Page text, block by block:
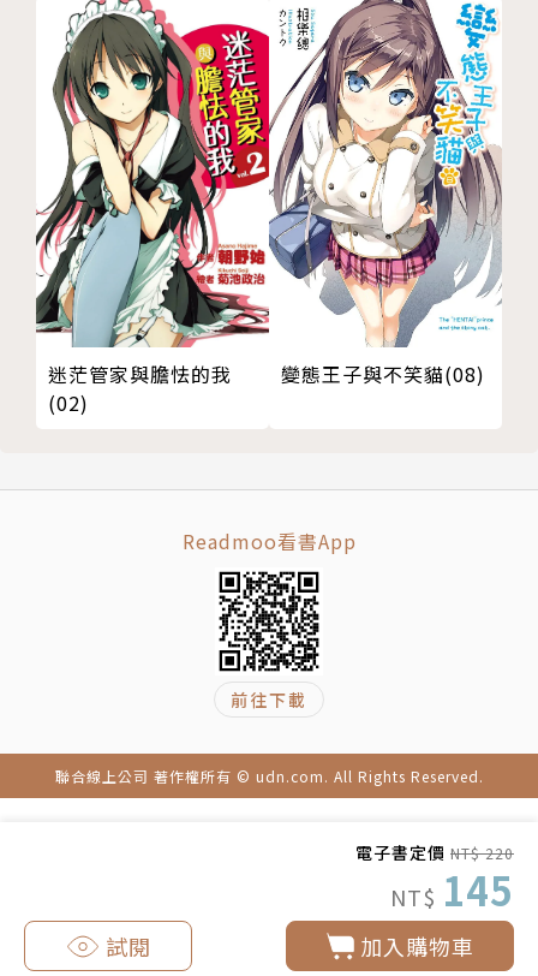
電子書定價 NT$ 220
NT$ 145
加入購物車
試閱
迷茫管家與膽怯的我
(02)
變態王子與不笑貓(08)
Readmoo看書App
前往下載
聯合線上公司 著作權所有 © udn.com. All Rights Reserved.